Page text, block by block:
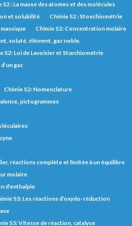
S2 : La masse des atomes et des molécules
et solubilité
Chimie S2 : Stoechiométrie
Chimie S2: Concentration molaire
soluté, élément, gaz noble.
S2: Loi de Lavoisier et Stœchiométrie
gaz
Chimie S2: Nomenclature
pictogrammes
réactions complète et limitée à un équilibre
molaire
d’enthalpie
S3: Les réactions d’oxydo-réduction
S3: Vitesse de réaction, catalyse